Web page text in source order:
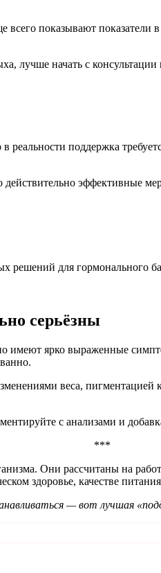
показывают показатели
лучше начать с консультации
реальности поддержка
действительно эффективные
решений для гормонального
серьёзны
имеют ярко выраженные
веса,
с анализами и
***
Они рассчитаны на
здоровье, качестве
— вот лучшая